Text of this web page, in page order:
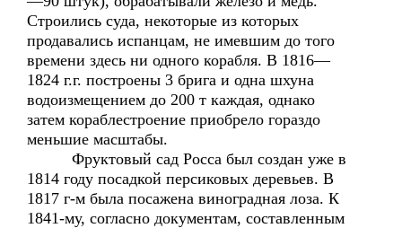
Строились суда, некоторые из которых
продавались испанцам, не имевшим до того
времени здесь ни одного корабля. В 1816—
1824 г.г. построены 3 брига и одна шхуна
водоизмещением до 200 т каждая, однако
затем кораблестроение приобрело гораздо
меньшие масштабы.
Фруктовый сад Росса был создан уже в
1814 году посадкой персиковых деревьев. В
1817 г-м была посажена виноградная лоза. К
1841-му, согласно документам, составленным